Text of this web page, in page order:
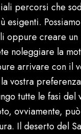
percorsi che
esigenti.
oppure creare un
noleggiare la
arrivare con il
vostra
tutte le fasi del
ovviamente,
Il deserto del